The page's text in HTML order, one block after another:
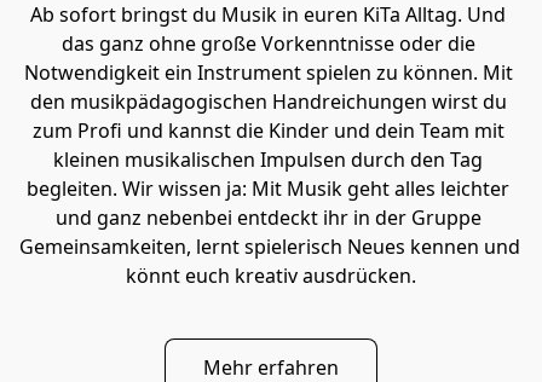
Ab sofort bringst du Musik in euren KiTa Alltag. Und
das ganz ohne große Vorkenntnisse oder die
Notwendigkeit ein Instrument spielen zu können. Mit
den musikpädagogischen Handreichungen wirst du
zum Profi und kannst die Kinder und dein Team mit
kleinen musikalischen Impulsen durch den Tag
begleiten. Wir wissen ja: Mit Musik geht alles leichter
und ganz nebenbei entdeckt ihr in der Gruppe
Gemeinsamkeiten, lernt spielerisch Neues kennen und
könnt euch kreativ ausdrücken.
Mehr erfahren